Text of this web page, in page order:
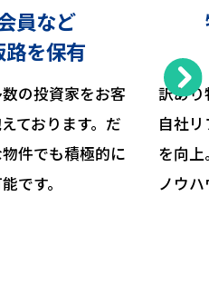
員など
を保有
の投資家をお客
ております。だ
件でも積極的に
です。
訳あ
自社
を向
ノウ